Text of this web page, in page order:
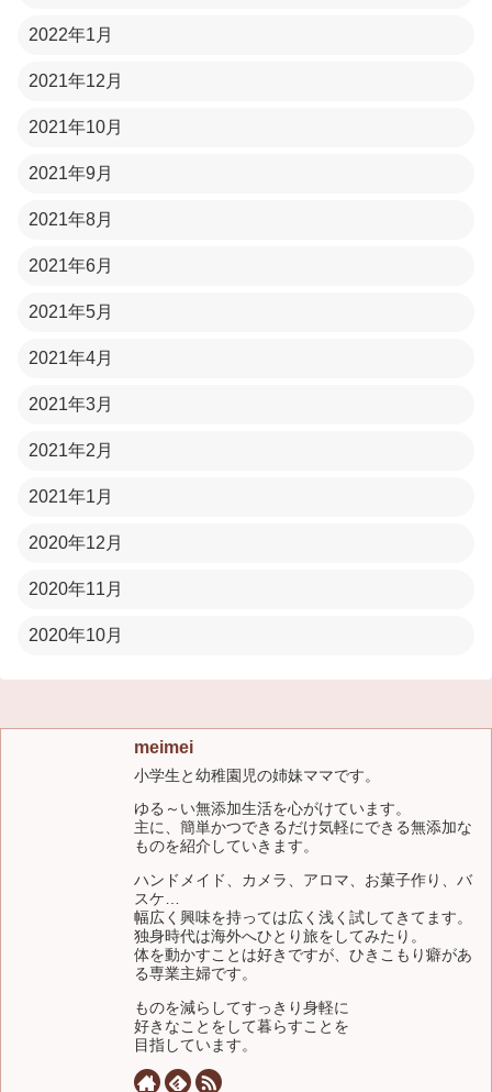
2022年1月
2021年12月
2021年10月
2021年9月
2021年8月
2021年6月
2021年5月
2021年4月
2021年3月
2021年2月
2021年1月
2020年12月
2020年11月
2020年10月
meimei
小学生と幼稚園児の姉妹ママです。
ゆる～い無添加生活を心がけています。
主に、簡単かつできるだけ気軽にできる無添加な
ものを紹介していきます。
ハンドメイド、カメラ、アロマ、お菓子作り、バ
スケ…
幅広く興味を持っては広く浅く試してきてます。
独身時代は海外へひとり旅をしてみたり。
体を動かすことは好きですが、ひきこもり癖があ
る専業主婦です。
ものを減らしてすっきり身軽に
好きなことをして暮らすことを
目指しています。